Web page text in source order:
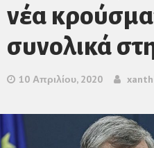
νέα
συνολικά
10 Απριλίου, 2020